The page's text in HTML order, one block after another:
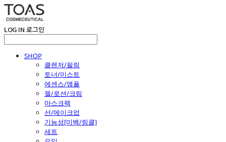
LOG IN 로그인
SHOP
클렌저/필링
토너/미스트
에센스/앰플
젤/로션/크림
마스크팩
선/메이크업
기능성[미백/링클]
세트